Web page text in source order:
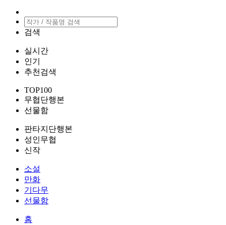
검색
실시간
인기
추천검색
TOP100
무협단행본
선물함
판타지단행본
성인무협
신작
소설
만화
기다무
선물함
홈